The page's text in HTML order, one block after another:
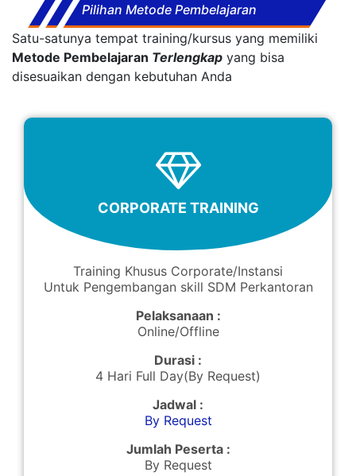
Pilihan Metode Pembelajaran
Satu-satunya tempat training/kursus yang memiliki
Metode Pembelajaran Terlengkap yang bisa
disesuaikan dengan kebutuhan Anda
CORPORATE TRAINING
Training Khusus Corporate/Instansi
Untuk Pengembangan skill SDM Perkantoran
Pelaksanaan :
Online/Offline
Durasi :
4 Hari Full Day(By Request)
Jadwal :
By Request
Jumlah Peserta :
By Request